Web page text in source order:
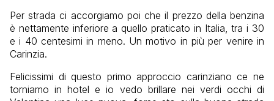
Per strada ci accorgiamo poi che il prezzo della benzina
è nettamente inferiore a quello praticato in Italia, tra i 30
e i 40 centesimi in meno. Un motivo in più per venire in
Carinzia.
Felicissimi di questo primo approccio carinziano ce ne
torniamo in hotel e io vedo brillare nei verdi occhi di